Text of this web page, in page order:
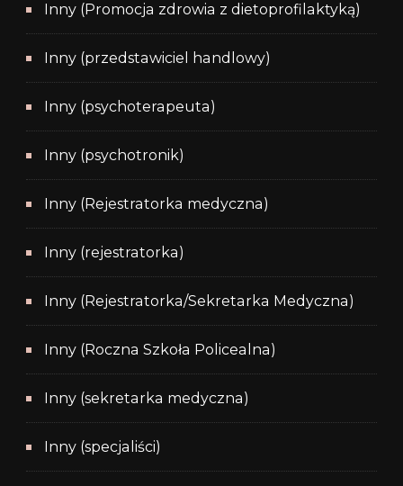
Inny (Promocja zdrowia z dietoprofilaktyką)
Inny (przedstawiciel handlowy)
Inny (psychoterapeuta)
Inny (psychotronik)
Inny (Rejestratorka medyczna)
Inny (rejestratorka)
Inny (Rejestratorka/Sekretarka Medyczna)
Inny (Roczna Szkoła Policealna)
Inny (sekretarka medyczna)
Inny (specjaliści)